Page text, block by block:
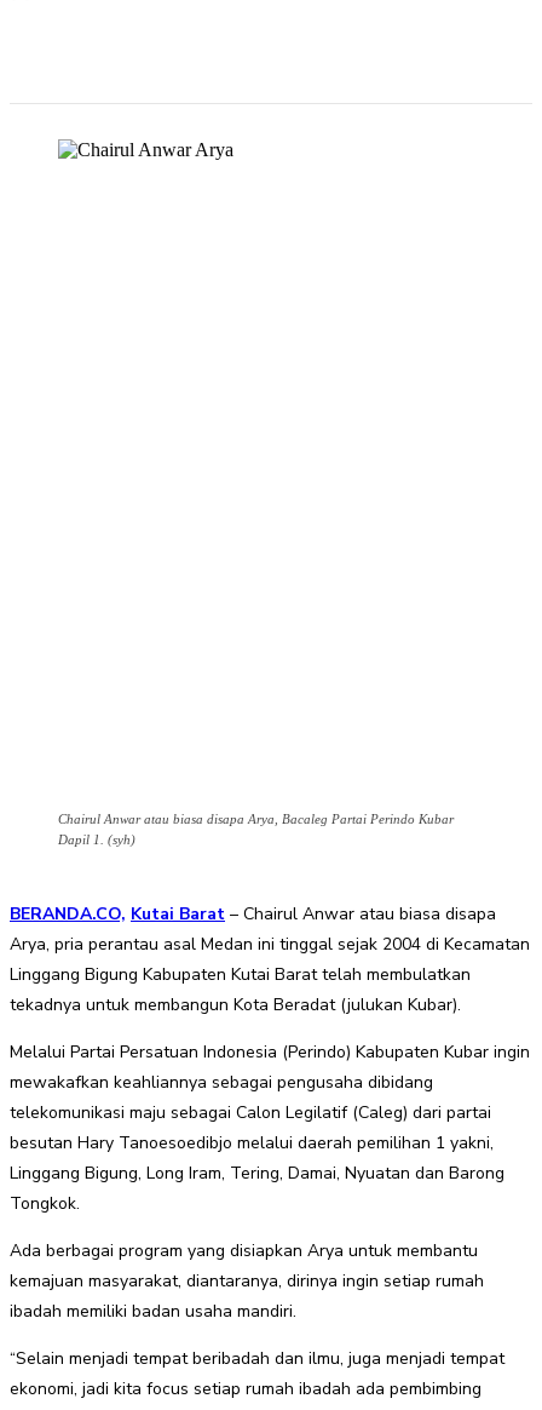
Chairul Anwar atau biasa disapa Arya, Bacaleg Partai Perindo Kubar
Dapil 1. (syh)
BERANDA.CO, Kutai Barat – Chairul Anwar atau biasa disapa
Arya, pria perantau asal Medan ini tinggal sejak 2004 di Kecamatan
Linggang Bigung Kabupaten Kutai Barat telah membulatkan
tekadnya untuk membangun Kota Beradat (julukan Kubar).
Melalui Partai Persatuan Indonesia (Perindo) Kabupaten Kubar ingin
mewakafkan keahliannya sebagai pengusaha dibidang
telekomunikasi maju sebagai Calon Legilatif (Caleg) dari partai
besutan Hary Tanoesoedibjo melalui daerah pemilihan 1 yakni,
Linggang Bigung, Long Iram, Tering, Damai, Nyuatan dan Barong
Tongkok.
Ada berbagai program yang disiapkan Arya untuk membantu
kemajuan masyarakat, diantaranya, dirinya ingin setiap rumah
ibadah memiliki badan usaha mandiri.
“Selain menjadi tempat beribadah dan ilmu, juga menjadi tempat
ekonomi, jadi kita focus setiap rumah ibadah ada pembimbing